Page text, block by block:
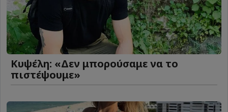
Κυψέλη: «Δεν μπορούσαμε να το
πιστέψουμε»